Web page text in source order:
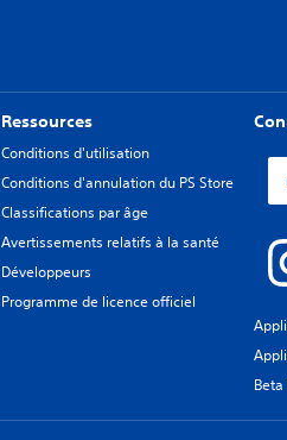
Ressources
Conditions d'utilisation
Conditions d'annulation du PS Store
Classifications par âge
Avertissements relatifs à la santé
Développeurs
Programme de licence officiel